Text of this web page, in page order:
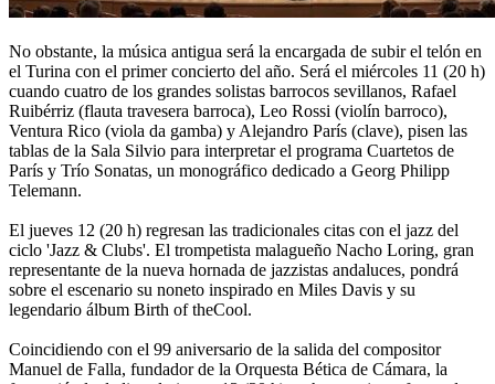
No obstante, la música antigua será la encargada de subir el telón en
el Turina con el primer concierto del año. Será el miércoles 11 (20 h)
cuando cuatro de los grandes solistas barrocos sevillanos, Rafael
Ruibérriz (flauta travesera barroca), Leo Rossi (violín barroco),
Ventura Rico (viola da gamba) y Alejandro París (clave), pisen las
tablas de la Sala Silvio para interpretar el programa Cuartetos de
París y Trío Sonatas, un monográfico dedicado a Georg Philipp
Telemann.
El jueves 12 (20 h) regresan las tradicionales citas con el jazz del
ciclo 'Jazz & Clubs'. El trompetista malagueño Nacho Loring, gran
representante de la nueva hornada de jazzistas andaluces, pondrá
sobre el escenario su noneto inspirado en Miles Davis y su
legendario álbum Birth of theCool.
Coincidiendo con el 99 aniversario de la salida del compositor
Manuel de Falla, fundador de la Orquesta Bética de Cámara, la